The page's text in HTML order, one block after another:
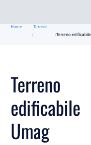
Home
Terreni
Terreno
Terreno
edificabile
Umag